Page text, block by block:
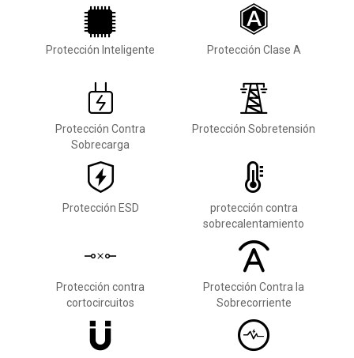
Protección Inteligente Protección Clase A
Protección Contra
Sobrecarga
Protección Sobretensión
Protección ESD
protección contra
sobrecalentamiento
Protección contra
cortocircuitos
Protección Contra la
Sobrecorriente